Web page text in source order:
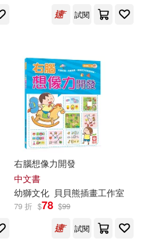
試閱
右腦想像力開發
中文書
幼獅文化 貝貝熊插畫工作室
79 折 $78 $99
試閱